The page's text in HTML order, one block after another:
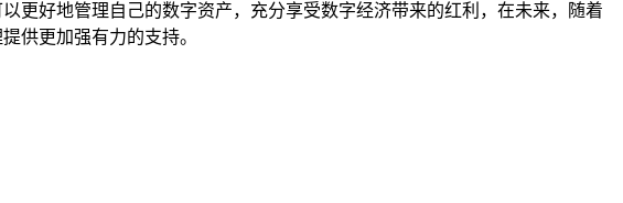
更好地管理自己的数字资产，充分享受数字经济带来的红利，在未来，随着
供更加强有力的支持。